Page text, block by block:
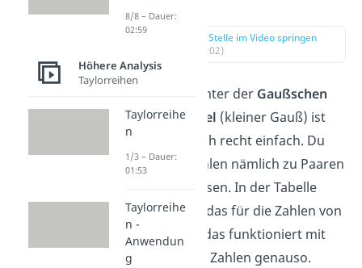
zur Stelle im Video springen
(01:02)
Das Prinzip hinter der Gaußschen
Summenformel (kleiner Gauß) ist
dabei eigentlich recht einfach. Du
kannst die Zahlen nämlich zu Paaren
zusammenfassen. In der Tabelle
zeigen wir dir das für die Zahlen von
1 bis 10, aber das funktioniert mit
beliebig vielen Zahlen genauso.
8/8 – Dauer:
02:59
Höhere Analysis
Taylorreihen
Taylorreihe
n
1/3 – Dauer:
01:53
Taylorreihe
n -
Anwendun
g